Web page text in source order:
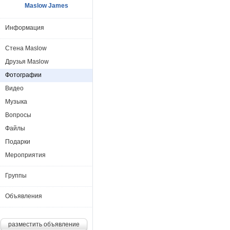
Maslow James
Информация
Стена Maslow
Друзья Maslow
Фотографии
Видео
Музыка
Вопросы
Файлы
Подарки
Мероприятия
Группы
Объявления
разместить объявление